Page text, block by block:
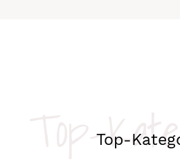
Top-
Top-